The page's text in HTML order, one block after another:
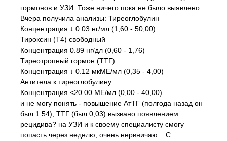
гормонов и УЗИ. Тоже ничего пока не было выявлено.
Вчера получила анализы: Тиреоглобулин
Концентрация ↓ 0.03 нг/мл (1,60 - 50,00)
Тироксин (Т4) свободный
Концентрация 0.89 нг/дл (0,60 - 1,76)
Тиреотропный гормон (ТТГ)
Концентрация ↓ 0.12 мкМЕ/мл (0,35 - 4,00)
Антитела к тиреоглобулину
Концентрация <20.00 МЕ/мл (0,00 - 40,00)
и не могу понять - повышение АтТГ (полгода назад он
был 1.54), ТТГ (был 0,03) вызвано появлением
рецидива? на УЗИ и к своему специалисту смогу
попасть через неделю, очень нервничаю... С